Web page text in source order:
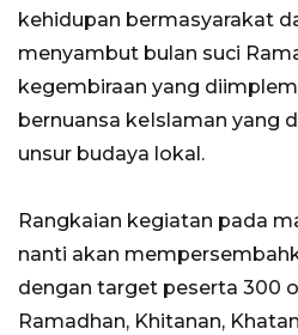
kehidupan bermasyarakat
menyambut bulan suci
kegembiraan yang
bernuansa keIslaman yang
unsur budaya lokal.
Rangkaian kegiatan pada
nanti akan
dengan target peserta 300
Ramadhan, Khitanan,